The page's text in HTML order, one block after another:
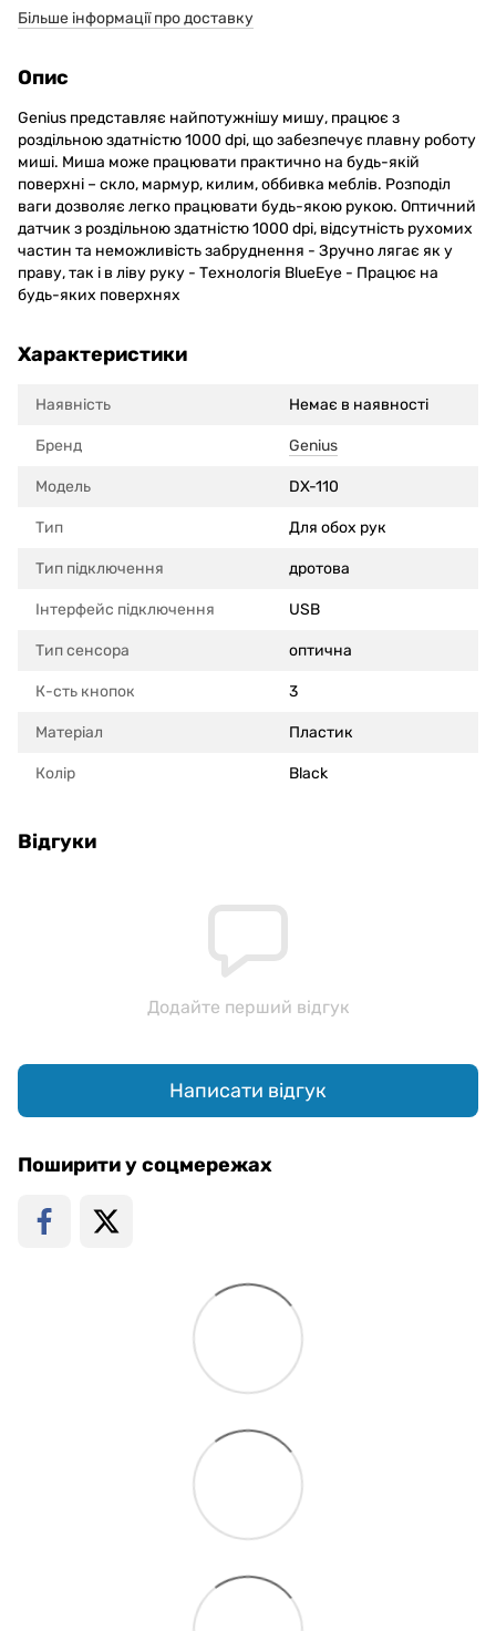
Більше інформації про доставку
Опис
Genius представляє найпотужнішу мишу, працює з
роздільною здатністю 1000 dpi, що забезпечує плавну роботу
миші. Миша може працювати практично на будь-якій
поверхні – скло, мармур, килим, оббивка меблів. Розподіл
ваги дозволяє легко працювати будь-якою рукою. Оптичний
датчик з роздільною здатністю 1000 dpi, відсутність рухомих
частин та неможливість забруднення - Зручно лягає як у
праву, так і в ліву руку - Технологія BlueEye - Працює на
будь-яких поверхнях
Характеристики
Наявність Немає в наявності
Бренд Genius
Модель DX-110
Тип Для обох рук
Тип підключення дротова
Інтерфейс підключення USB
Тип сенсора оптична
К-сть кнопок 3
Матеріал Пластик
Колір Black
Відгуки
Додайте перший відгук
Написати відгук
Поширити у соцмережах